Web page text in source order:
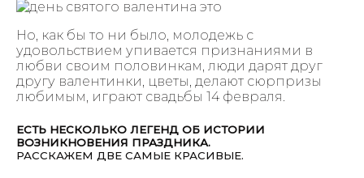
Но, как бы то ни было, молодежь с
удовольствием упивается признаниями в
любви своим половинкам, люди дарят друг
другу валентинки, цветы, делают сюрпризы
любимым, играют свадьбы 14 февраля.
ЕСТЬ НЕСКОЛЬКО ЛЕГЕНД ОБ ИСТОРИИ
ВОЗНИКНОВЕНИЯ ПРАЗДНИКА.
РАССКАЖЕМ ДВЕ САМЫЕ КРАСИВЫЕ.